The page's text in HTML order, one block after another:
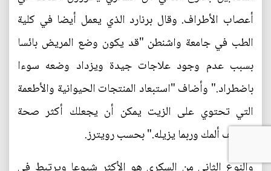
أعصاب الأطراف. وقال برنارد الذي يعمل أيضا في كلية
الطب في جامعة واشنطن "قد يكون وضع المريض بائسا
بسبب عدم وجود علاجات جيدة ويزداد وضعه سوءا
باضطراد." وأضاف "استبعاد المنتجات الحيوانية والأطعمة
التي تحتوي على الزيت يمكن أن يجعلك أكثر صحة
ويخفف ألمك وربما يزيله." بحسب رويترز.